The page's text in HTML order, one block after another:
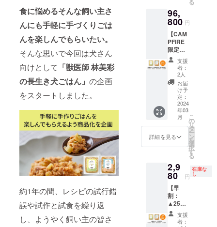
食に悩めるそんな飼い主さ
んにも手軽に手づくりごは
んを楽しんでもらいたい。
そんな思いで今回は犬さん
向けとして 「獣医師 林美彩
の長生き犬ごはん」 の企画
をスタートしました。
約1年の間、レシピの試行錯
誤や試作と試食を繰り返
し、ようやく飼い主の皆さ
（鶏）
ごはん
✕ 4袋」
「お魚
（鮭）
ごはん
✕ 4袋」
「お肉
（鶏）
ごは
ん・お
（鮭）
ごはん
を各2袋
ずつ
（計4
り方・
お食事
量の目
安】 商
品お届
けの際
に同梱
される
美彩先
生のオ
ンライ
ンカウ
ンセリ
ング付
き ★予
定販売
価格
（11,88
円/2024
年3月中
旬発売
開始予
定）か
ら
セット
に、林
美彩先
生によ
るオン
ライン
カウン
セリン
96,
800 円
【CAM
PFIRE
限定価
格：
▲15%
OFF】
「獣医
師 林美
彩の長
生き犬
ごは
ん」16
袋セッ
ト（定
期便）1
年分 ★
（単品
購入よ
りも
▲20%
OFF）
が更に
▲15%
OFF（2
支援
者：
2人
お届
け予
定：
2024
年03
月
詳細を見る
こ
の
リ
タ
ー
ン
を
選
択
す
る
2,9
80 円
在庫な
し
【早
割：
▲25%
OFF】
「獣医
支援
者：